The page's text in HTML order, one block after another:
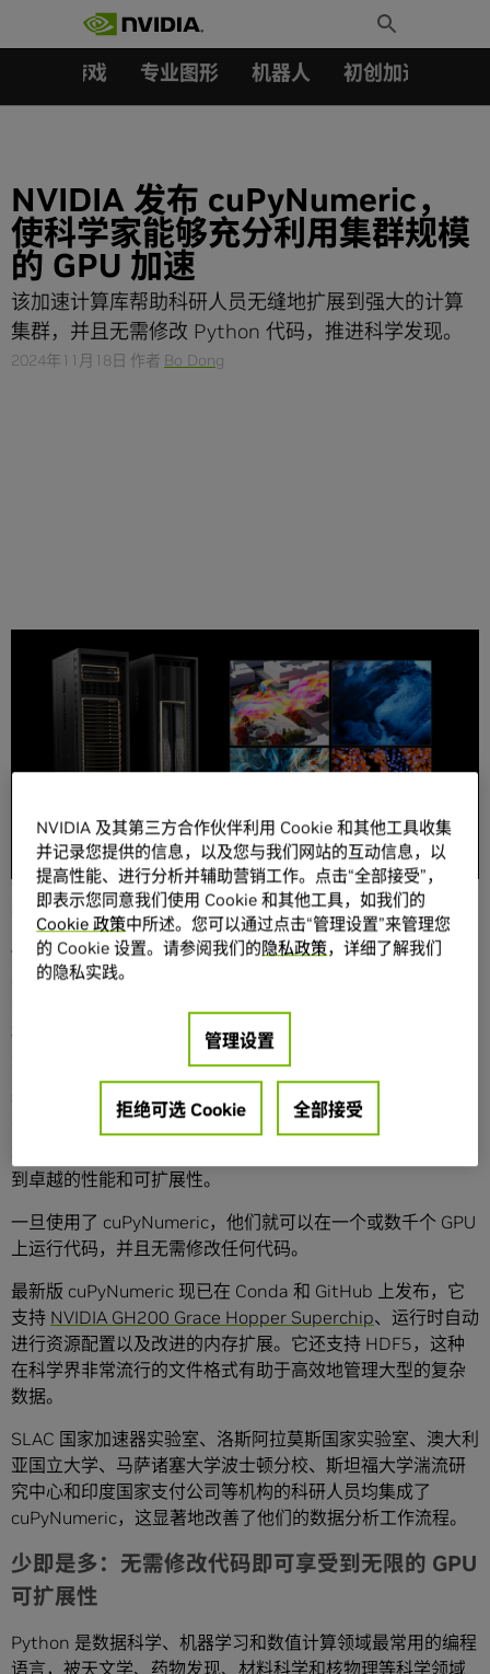
Toggle
Search
游戏 专业图形 机器人 初创加速会员成
NVIDIA 发布 cuPyNumeric，
使科学家能够充分利用集群规模
的 GPU 加速
该加速计算库帮助科研人员无缝地扩展到强大的计算
集群，并且无需修改 Python 代码，推进科学发现。
2024年11月18日 作者 Bo Dong
分享
无论研究纳米级电子行为，还是数百万光年之外的星系碰
撞，众多科学家都面临着一个共同的挑战，那就是必须梳理
数 PB 的数据，才能从中获得能够推动相关领域发展的洞
察。
借助NVIDIA cuPyNumeric加速计算库，科研人员现在可以
将他们的数据处理 Python 代码毫不费力地运行在基于 CPU
机上。处理数据的速度越快，科学家们就能越快地针对有前
想要跃进到加速计算，科研人员并不需要计算机科学方面的
到卓越的性能和可扩展性。
一旦使用了 cuPyNumeric，他们就可以在一个或数千个 GPU
上运行代码，并且无需修改任何代码。
最新版 cuPyNumeric 现已在 Conda 和 GitHub 上发布，它
支持 NVIDIA GH200 Grace Hopper Superchip、运行时自动
进行资源配置以及改进的内存扩展。它还支持 HDF5，这种
在科学界非常流行的文件格式有助于高效地管理大型的复杂
数据。
SLAC 国家加速器实验室、洛斯阿拉莫斯国家实验室、澳大利
亚国立大学、马萨诸塞大学波士顿分校、斯坦福大学湍流研
究中心和印度国家支付公司等机构的科研人员均集成了
cuPyNumeric，这显著地改善了他们的数据分析工作流程。
少即是多：无需修改代码即可享受到无限的 GPU
可扩展性
Python 是数据科学、机器学习和数值计算领域最常用的编程
语言，被天文学、药物发现、材料科学和核物理等科学领域
NVIDIA 及其第三方合作伙伴利用 Cookie 和其他工具收集
并记录您提供的信息，以及您与我们网站的互动信息，以
提高性能、进行分析并辅助营销工作。点击“全部接受”，
即表示您同意我们使用 Cookie 和其他工具，如我们的
Cookie 政策中所述。您可以通过点击“管理设置”来管理您
的 Cookie 设置。请参阅我们的隐私政策，详细了解我们
的隐私实践。
管理设置
拒绝可选 Cookie 全部接受